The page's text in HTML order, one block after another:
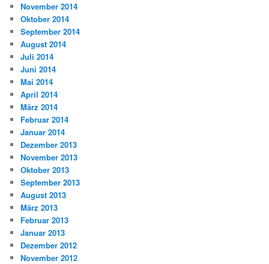
November 2014
Oktober 2014
September 2014
August 2014
Juli 2014
Juni 2014
Mai 2014
April 2014
März 2014
Februar 2014
Januar 2014
Dezember 2013
November 2013
Oktober 2013
September 2013
August 2013
März 2013
Februar 2013
Januar 2013
Dezember 2012
November 2012